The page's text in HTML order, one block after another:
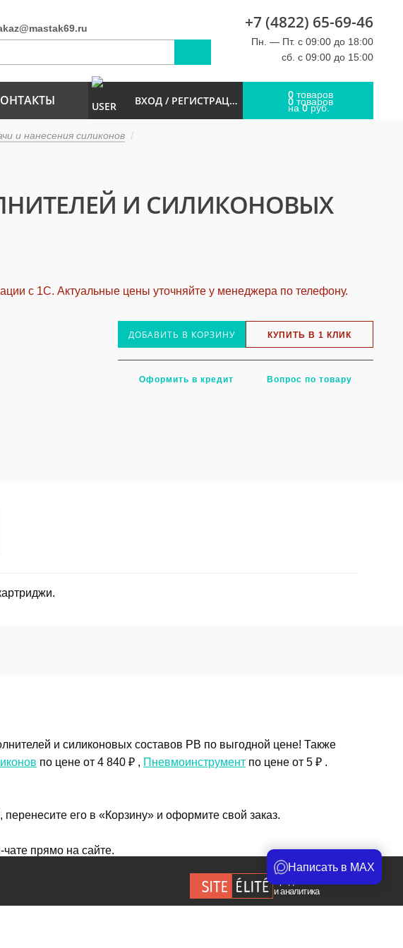
+7 (4822) 65-69-46
Пн. — Пт. с 09:00 до 18:00
сб. с 09:00 до 15:00
ВХОД / РЕГИСТРАЦИЯ 0 товаров
0 товаров
на0руб.
и нанесения силиконов
И СИЛИКОНОВЫХ
с 1С. Актуальные цены уточняйте у менеджера по телефону.
ДОБАВИТЬ В КОРЗИНУ КУПИТЬ В 1 КЛИК
Оформить в кредит Вопрос по товару
и силиконовых составов PB по выгодной цене! Также
по цене от 4 840 ₽ , Пневмоинструмент по цене от 5 ₽ .
его в «Корзину» и оформите свой заказ.
прямо на сайте.
и аналитика
Написать в MAX